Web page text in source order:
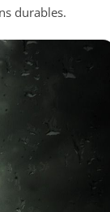
durables.